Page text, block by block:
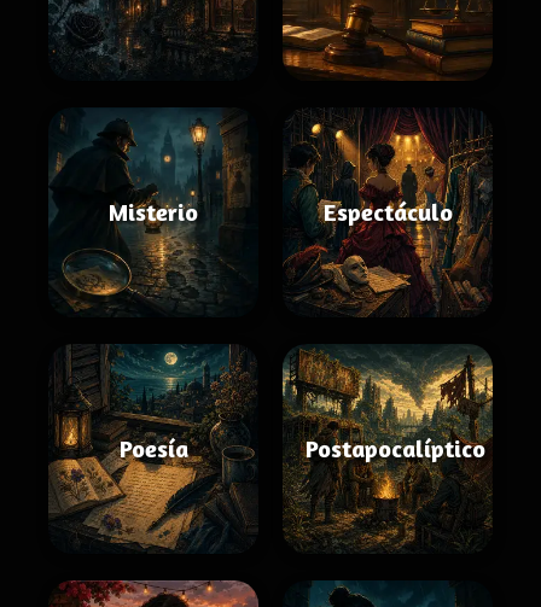
Misterio Espectáculo
Poesía Postapocalíptico